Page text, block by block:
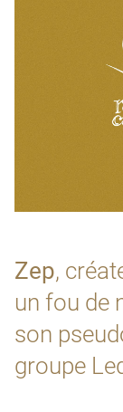
Zep,
un fou de
son
groupe